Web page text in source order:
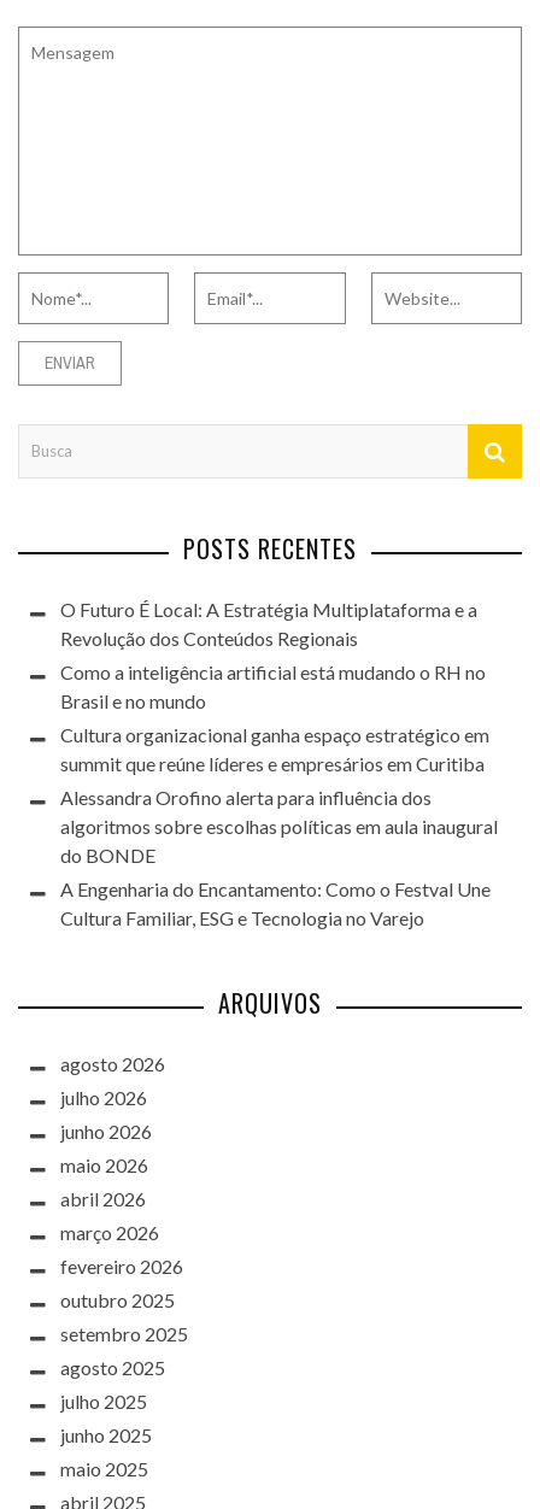
POSTS RECENTES
O Futuro É Local: A Estratégia Multiplataforma e a
Revolução dos Conteúdos Regionais
Como a inteligência artificial está mudando o RH no
Brasil e no mundo
Cultura organizacional ganha espaço estratégico em
summit que reúne líderes e empresários em Curitiba
Alessandra Orofino alerta para influência dos
algoritmos sobre escolhas políticas em aula inaugural
do BONDE
A Engenharia do Encantamento: Como o Festval Une
Cultura Familiar, ESG e Tecnologia no Varejo
ARQUIVOS
agosto 2026
julho 2026
junho 2026
maio 2026
abril 2026
março 2026
fevereiro 2026
outubro 2025
setembro 2025
agosto 2025
julho 2025
junho 2025
maio 2025
abril 2025